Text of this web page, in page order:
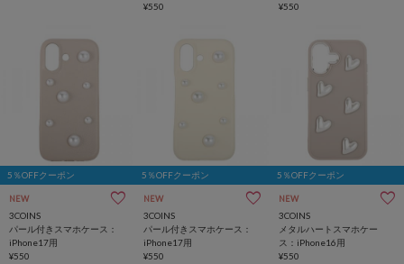
¥550
¥550
5％OFFクーポン
NEW
3COINS
パール付きスマホケース：
iPhone17用
¥550
5％OFFクーポン
NEW
3COINS
パール付きスマホケース：
iPhone17用
¥550
5％OFFクーポン
NEW
3COINS
メタルハートスマホケー
ス：iPhone16用
¥550